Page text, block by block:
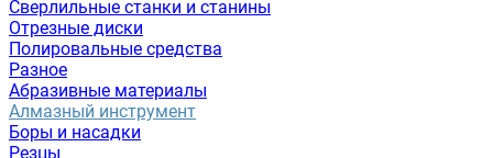
Сверлильные станки и станины
Отрезные диски
Полировальные средства
Разное
Абразивные материалы
Алмазный инструмент
Боры и насадки
Резцы